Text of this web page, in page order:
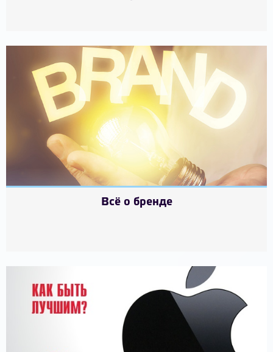
Всё о бренде